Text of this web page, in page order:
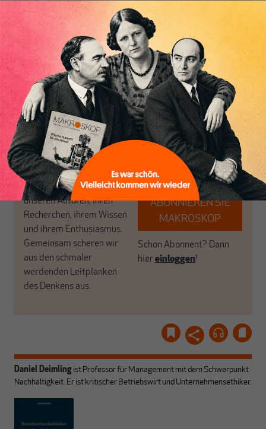
Inhaltsverzeichnis
MAKROSKOP analysiert
wirtschaftspolitische
Themen aus einer
postkeynesianischen
Perspektive und ist damit
in Deutschland einzigartig.
MAKROSKOP steht für
das große Ganze. Wir
haben einen Blick auf
Geld, Wirtschaft und
Politik, den Sie so
woanders nicht finden.
Dabei leben wir von
unseren Autoren, ihren
Recherchen, ihrem Wissen
und ihrem Enthusiasmus.
Gemeinsam scheren wir
aus den schmaler
werdenden Leitplanken
des Denkens aus.
Wir verlassen die
journalistische Filterblase,
in der sich viele
eingerichtet haben. Wir
öffnen Fenster und
bringen frische Luft in die
engen und verstaubten
Debattenräume.
Brauchen Sie auch frische
Luft? Dann folgen Sie
einfach dem Button.
ABONNIEREN SIE
MAKROSKOP
Schon Abonnent? Dann
hiereinloggen!
Daniel Deimling ist Professor für Management mit dem Schwerpunkt
Nachhaltigkeit. Er ist kritischer Betriebswirt und Unternehmensethiker.